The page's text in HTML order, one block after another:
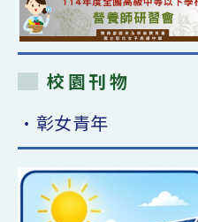
校園刊物
•彰女青年